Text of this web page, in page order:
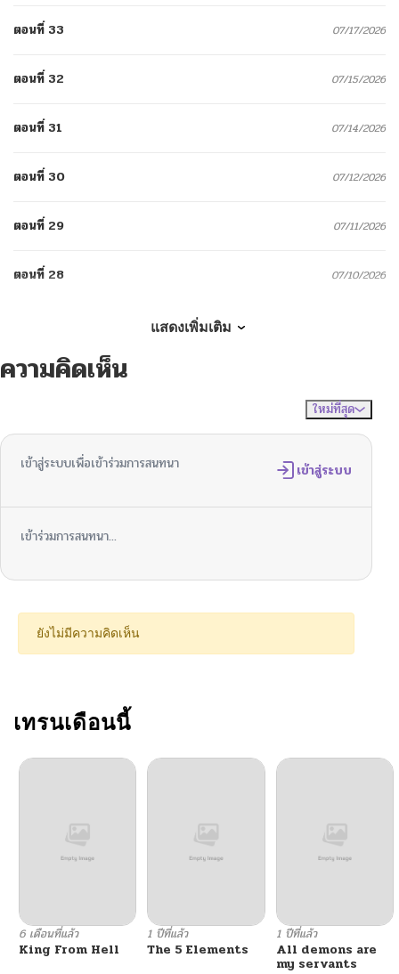
ตอนที่ 33 07/17/2026
ตอนที่ 32 07/15/2026
ตอนที่ 31 07/14/2026
ตอนที่ 30 07/12/2026
ตอนที่ 29 07/11/2026
ตอนที่ 28 07/10/2026
ตอนที่ 26
07/07/2026
ตอนที่ 24 07/06/2026
07/02/2026
ตอนที่ 21 07/02/2026
ตอนที่ 19
ตอนที่ 18
ตอนที่ 16 07/02/2026
ตอนที่ 15
ตอนที่ 14 07/02/2026
แสดงเพิ่มเติม
ความคิดเห็น
ใหม่ที่สุด
เข้าสู่ระบบเพื่อเข้าร่วมการสนทนา เข้าสู่ระบบ
เข้าร่วมการสนทนา...
ยังไม่มีความคิดเห็น
เทรนเดือนนี้
6 เดือนที่แล้ว
King From Hell
1 ปีที่แล้ว
The 5 Elements
1 ปีที่แล้ว
All demons are
my servants